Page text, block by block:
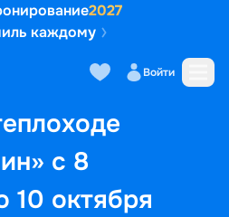
2027
каждому
Войти
с 8
10 октября
кают Маршрут и